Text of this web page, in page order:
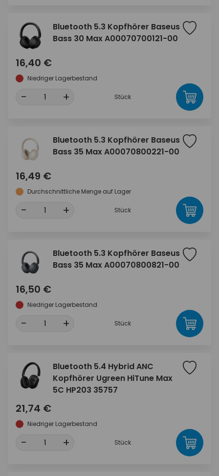
Bluetooth 5.3 Kopfhörer Baseus
Bass 30 Max A00070700121-00
16,40 €
Niedriger Lagerbestand
- + Stück
Bluetooth 5.3 Kopfhörer Baseus
Bass 35 Max A00070800221-00
16,49 €
Durchschnittliche Menge auf Lager
- + Stück
Bluetooth 5.3 Kopfhörer Baseus
Bass 35 Max A00070800821-00
16,50 €
Niedriger Lagerbestand
- + Stück
Bluetooth 5.4 Hybrid ANC
Kopfhörer Ugreen HiTune Max
5C HP203 35757
21,74 €
Niedriger Lagerbestand
- + Stück